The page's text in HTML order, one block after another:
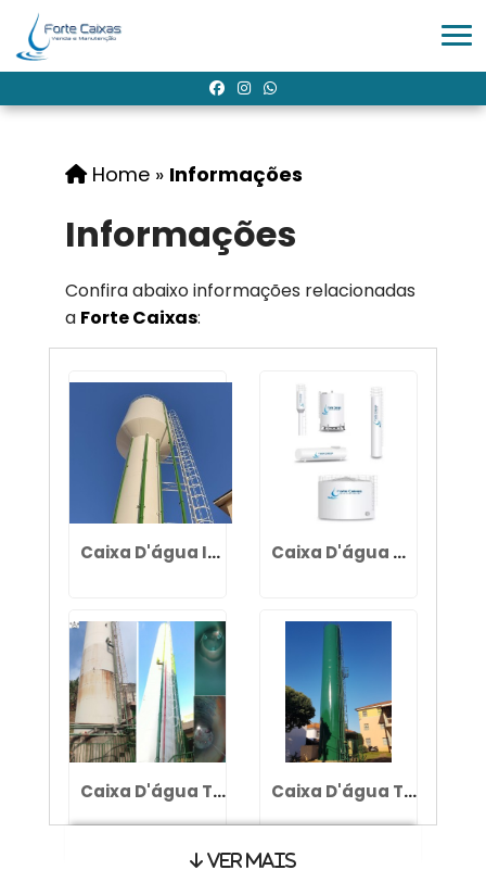
Home» Informações
Informações
Confira abaixo informações relacionadas
a Forte Caixas:
Caixa D'água Industrial Caixa D'água Metalica Tipo Taça Preço
Caixa D'água Torre Metalica Caixa D'água Tubular Metalica
Ver Mais